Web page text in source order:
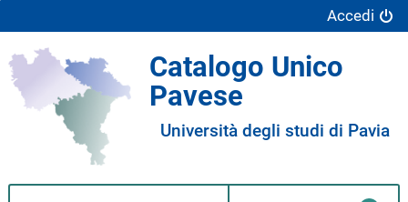
Accedi
Catalogo Unico
Pavese
Università degli studi di Pavia
Cerca su "Catalogo"